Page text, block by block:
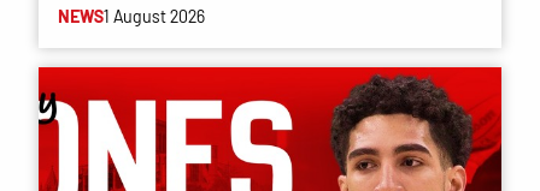
NEWS1 August 2026